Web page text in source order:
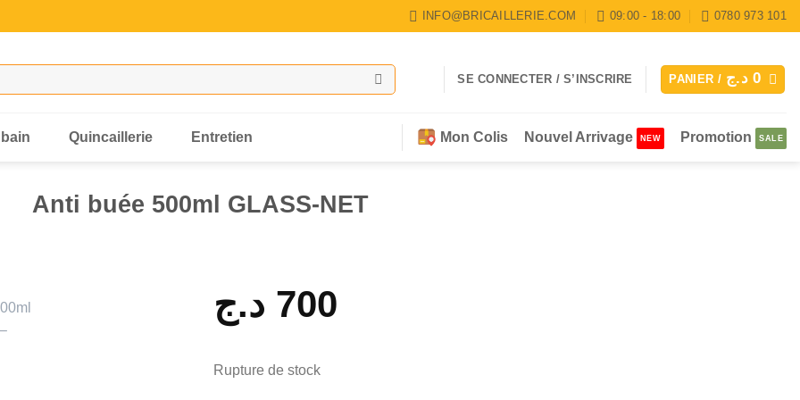
INFO@BRICAILLERIE.COM 09:00 - 18:00 0780 973 101
SE CONNECTER / S’INSCRIRE PANIER / 0 د.ج
Quincaillerie Entretien Mon Colis Nouvel Arrivage Promotion
Anti buée 500ml GLASS-NET
700 د.ج
Rupture de stock